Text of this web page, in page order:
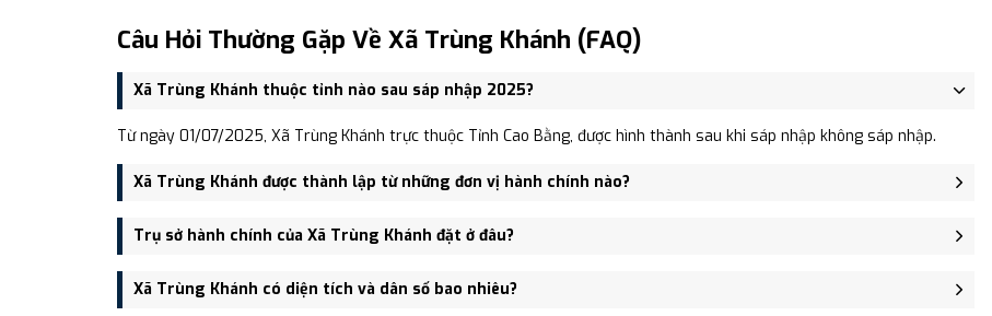
Câu Hỏi Thường Gặp Về Xã Trùng Khánh (FAQ)
Xã Trùng Khánh thuộc tỉnh nào sau sáp nhập 2025?
Từ ngày 01/07/2025, Xã Trùng Khánh trực thuộc Tỉnh Cao Bằng, được hình thành sau khi sáp nhập không sáp nhập.
Xã Trùng Khánh được thành lập từ những đơn vị hành chính nào?
Xã Trùng Khánh được thành lập trên cơ sở sáp nhập Thị trấn Trùng Khánh, Xã Đức Hồng, Xã Lăng Hiếu, Xã Khâm
Thành.
Trụ sở hành chính của Xã Trùng Khánh đặt ở đâu?
Trụ sở hành chính mới của Xã Trùng Khánh đặt tại Trụ sở UBND huyện Trùng Khánh - trung tâm khu vực thuận tiện
giao thông.
Xã Trùng Khánh có diện tích và dân số bao nhiêu?